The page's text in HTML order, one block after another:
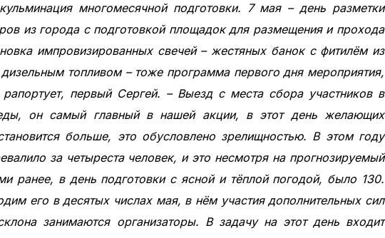
многомесячной подготовки. 7 мая – день разметки
из города с подготовкой площадок для размещения и прохода
импровизированных свечей – жестяных банок с фитилём из
топливом – тоже программа первого дня мероприятия,
первый Сергей. – Выезд с места сбора участников в
он самый главный в нашей акции, в этот день желающих
больше, это обусловлено зрелищностью. В этом году
за четыреста человек, и это несмотря на прогнозируемый
ранее, в день подготовки с ясной и тёплой погодой, было 130.
его в десятых числах мая, в нём участия дополнительных сил
занимаются организаторы. В задачу на этот день входит